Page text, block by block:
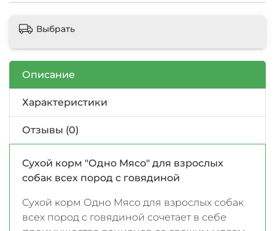
Выбрать
Описание
Характеристики
Отзывы (0)
Сухой корм "Одно Мясо" для взрослых
собак всех пород с говядиной
Сухой корм Одно Мясо для взрослых собак
всех пород с говядиной сочетает в себе